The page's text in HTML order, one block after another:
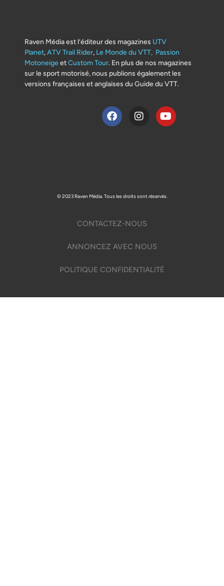
Raven Média est l’éditeur des magazines UTV
Planet,ATV Trail Rider, Le Monde du VTT, Passion
MotoneigeetCustom Tour. En plus de nos magazines
sur le sport motorisé, nous publions également les
versions françaises et anglaises du Guide du VTT.
© 2023 Raven Média. Tous les droits sont réservés.
CONTACTEZ-NOUS
ANNONCEZ AVEC NOUS
POLITIQUE CONFIDENTIALITÉ